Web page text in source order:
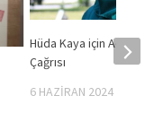
Hüda Kaya için Adalet
Çağrısı
6 HAZIRAN 2024